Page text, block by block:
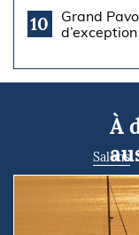
10
Grand
À
Salons